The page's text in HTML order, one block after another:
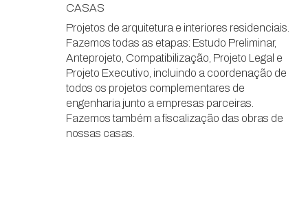
CASAS
Projetos de arquitetura e interiores residenciais.
Fazemos todas as etapas: Estudo Preliminar,
Anteprojeto, Compatibilização, Projeto Legal e
Projeto Executivo, incluindo a coordenação de
todos os projetos complementares de
engenharia junto a empresas parceiras.
Fazemos também a fiscalização das obras de
nossas casas.